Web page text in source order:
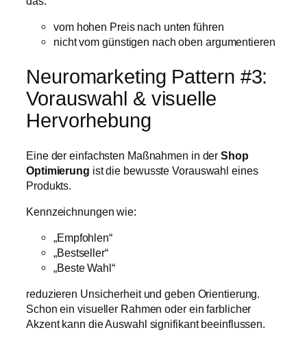
vom hohen Preis nach unten führen
nicht vom günstigen nach oben argumentieren
Neuromarketing Pattern #3:
Vorauswahl & visuelle
Hervorhebung
Eine der einfachsten Maßnahmen in derShop
Optimierung ist die bewusste Vorauswahl eines
Produkts.
Kennzeichnungen wie:
„Empfohlen“
„Bestseller“
„Beste Wahl“
reduzieren Unsicherheit und geben Orientierung.
Schon ein visueller Rahmen oder ein farblicher
Akzent kann die Auswahl signifikant beeinflussen.